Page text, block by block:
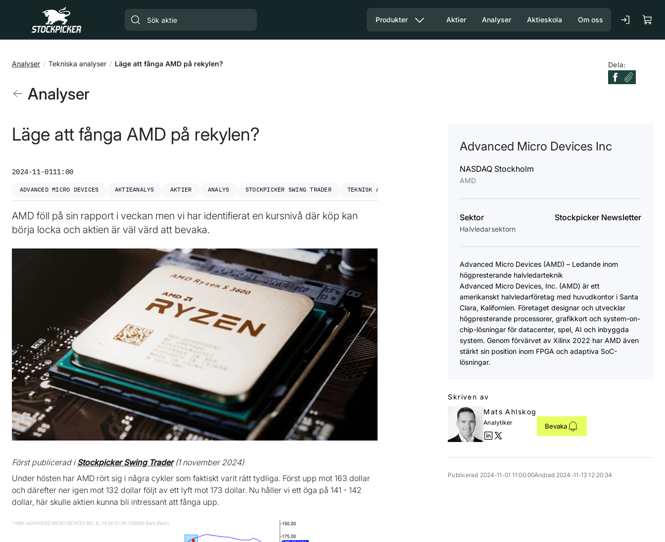
Gå till huvudinnehåll
Produkter Aktier Analyser Aktieskola Om oss
Analyser Tekniska analyser Läge att fånga AMD på rekylen? Dela:
Analyser
Läge att fånga AMD på rekylen?
2024-11-0111:00
ADVANCED MICRO DEVICES AKTIEANALYS AKTIER ANALYS STOCKPICKER SWING TRADER TEKNISK ANALYS
AMD föll på sin rapport i veckan men vi har identifierat en kursnivå där köp kan
börja locka och aktien är väl värd att bevaka.
Först publicerad iStockpicker Swing Trader(1 november 2024)
Under hösten har AMD rört sig i några cykler som faktiskt varit rätt tydliga. Först upp mot 163 dollar
och därefter ner igen mot 132 dollar följt av ett lyft mot 173 dollar. Nu håller vi ett öga på 141 - 142
dollar, här skulle aktien kunna bli intressant att fånga upp.
Advanced Micro Devices Inc
NASDAQ Stockholm
AMD
Sektor
Halvledarsektorn
Stockpicker Newsletter
Advanced Micro Devices (AMD) – Ledande inom
högpresterande halvledarteknik
Advanced Micro Devices, Inc. (AMD) är ett
amerikanskt halvledarföretag med huvudkontor i Santa
Clara, Kalifornien. Företaget designar och utvecklar
högpresterande processorer, grafikkort och system-on-
chip-lösningar för datacenter, spel, AI och inbyggda
system. Genom förvärvet av Xilinx 2022 har AMD även
stärkt sin position inom FPGA och adaptiva SoC-
lösningar.
Skriven av
Mats Ahlskog
Analytiker Bevaka
Publicerad 2024-11-01 11:00:00Ändrad 2024-11-13 12:20:34